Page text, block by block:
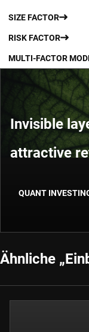
SIZE FACTOR
RISK FACTOR
MULTI-FACTOR
Invisible
attractive
QUANT
Ähnliche